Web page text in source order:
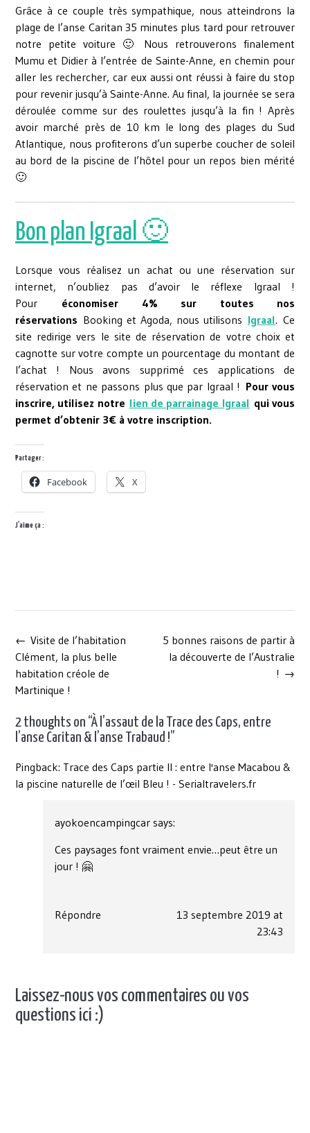
Grâce à ce couple très sympathique, nous atteindrons la
plage de l’anse Caritan 35 minutes plus tard pour retrouver
notre petite voiture 🙂 Nous retrouverons finalement
Mumu et Didier à l’entrée de Sainte-Anne, en chemin pour
aller les rechercher, car eux aussi ont réussi à faire du stop
pour revenir jusqu’à Sainte-Anne. Au final, la journée se sera
déroulée comme sur des roulettes jusqu’à la fin ! Après
avoir marché près de 10 km le long des plages du Sud
Atlantique, nous profiterons d’un superbe coucher de soleil
au bord de la piscine de l’hôtel pour un repos bien mérité
🙂
Bon plan Igraal 🙂
Lorsque vous réalisez un achat ou une réservation sur
internet, n’oubliez pas d’avoir le réflexe Igraal !
Pour économiser 4% sur toutes nos
réservations Booking et Agoda, nous utilisons Igraal. Ce
site redirige vers le site de réservation de votre choix et
cagnotte sur votre compte un pourcentage du montant de
l’achat ! Nous avons supprimé ces applications de
réservation et ne passons plus que par Igraal ! Pour vous
inscrire, utilisez notre lien de parrainage Igraal qui vous
permet d’obtenir 3€ à votre inscription.
Partager :
Facebook X
J’aime ça :
Post
navigation
5 bonnes raisons de partir à
la découverte de l’Australie
! →
← Visite de l’habitation
Clément, la plus belle
habitation créole de
Martinique !
2 thoughts on “À l’assaut de la Trace des Caps, entre
l’anse Caritan & l’anse Trabaud !”
Pingback: Trace des Caps partie II : entre l'anse Macabou &
la piscine naturelle de l’œil Bleu ! - Serialtravelers.fr
ayokoencampingcar says:
Ces paysages font vraiment envie…peut être un
jour ! 🤗
Répondre
13 septembre 2019 at
23:43
Laissez-nous vos commentaires ou vos
questions ici :)